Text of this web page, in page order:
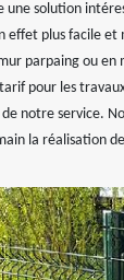
une solution
effet plus facile et
parpaing ou en
pour les
notre service.
la réalisation